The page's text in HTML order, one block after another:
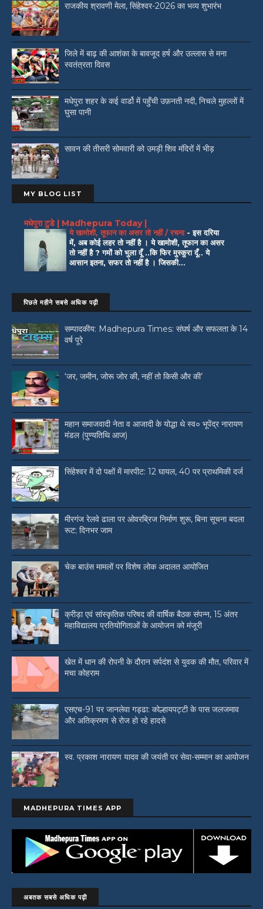
राजकीय श्रावणी मेला, सिंहेश्वर-2026 का भव्य शुभारंभ
जिले में बाढ़ की आशंका के बावजूद हर्ष और उल्लास से मना
स्वतंत्रता दिवस
मधेपुरा शहर के कई वार्डो में पहुँची उफ़नती नदी, निचले मुहल्लों में
घुसा पानी
सावन की तीसरी सोमवारी को उमड़ी शिव मंदिरों में भीड़
MY BLOG LIST
मधेपुरा टुडे | Madhepura Today |
ये खामोशी, तूफान का असर तो नहीं / रचना -इस दरिया
में, अब कोई लहर तो नहीं है । ये खामोशी, तूफान का असर
तो नहीं है ? गमों को भुला दूँ ..कि फिर मुस्कुरा दूँ.. ये
आसान इतना, सफर तो नहीं है । जिसकी...
पिछले महीने सबसे अधिक पढ़ी
सम्पादकीय: Madhepura Times: संघर्ष और सफलता के 14
वर्ष पूरे
‘जर, जमीन, जोरू जोर की, नहीं तो किसी और की’
महान समाजवादी नेता व आजादी के योद्धा थे स्व० भूपेंद्र नारायण
मंडल (पुण्यतिथि आज)
सिंहेश्वर में दो पक्षों में मारपीट: 12 घायल, 40 पर प्राथमिकी दर्ज
मीरगंज रेलवे ढाला पर ओवरब्रिज निर्माण शुरू, बिना सूचना बदला
रूट; दिनभर जाम
चेक बाउंस मामलों पर विशेष लोक अदालत आयोजित
क्रीड़ा एवं सांस्कृतिक परिषद की वार्षिक बैठक संपन्न, 15 अंतर
महाविद्यालय प्रतियोगिताओं के आयोजन को मंजूरी
खेत में धान की रोपनी के दौरान सर्पदंश से युवक की मौत, परिवार में
मचा कोहराम
एसएच-91 पर जानलेवा गड्ढा: कोल्हायपट्टी के पास जलजमाव
और अतिक्रमण से रोज हो रहे हादसे
स्व. प्रकाश नारायण यादव की जयंती पर सेवा-सम्मान का आयोजन
MADHEPURA TIMES APP
अबतक सबसे अधिक पढ़ी